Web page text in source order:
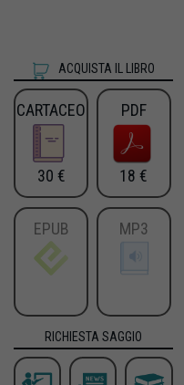
ACQUISTA IL LIBRO
CARTACEO
30 €
PDF
18 €
EPUB MP3
RICHIESTA SAGGIO